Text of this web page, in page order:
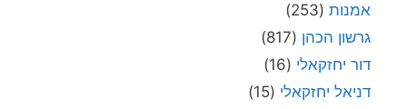
אמנות (253)
גרשון הכהן (817)
דור יחזקאלי (16)
דניאל יחזקאלי (15)